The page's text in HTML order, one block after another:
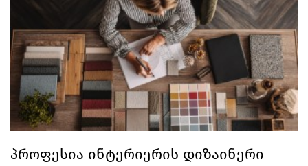
პროფესია ინტერიერის დიზაინერი